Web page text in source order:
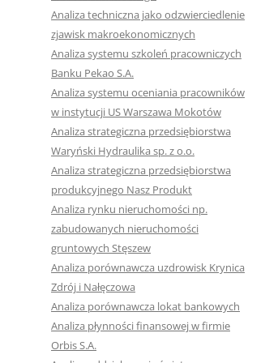
NAPISAĆ PRACĘ DYPLOMOWĄ
JAK PRZYGOTOWAĆ SIĘ DO
USTNEGO EGZAMINU
DYPLOMOWEGO?
HIPOTEZY W PRACACH
DYPLOMOWYCH
JAK PRZYGOTOWAĆ SIĘ DO
OBRONY PRACY DYPLOMOWEJ
Analiza techniczna jako odzwierciedlenie
zjawisk makroekonomicznych
Analiza systemu szkoleń pracowniczych
Banku Pekao S.A.
Analiza systemu oceniania pracowników
w instytucji US Warszawa Mokotów
Analiza strategiczna przedsiębiorstwa
Waryński Hydraulika sp. z o.o.
Analiza strategiczna przedsiębiorstwa
produkcyjnego Nasz Produkt
Analiza rynku nieruchomości np.
zabudowanych nieruchomości
gruntowych Stęszew
Analiza porównawcza uzdrowisk Krynica
Zdrój i Nałęczowa
Analiza porównawcza lokat bankowych
Analiza płynności finansowej w firmie
Orbis S.A.